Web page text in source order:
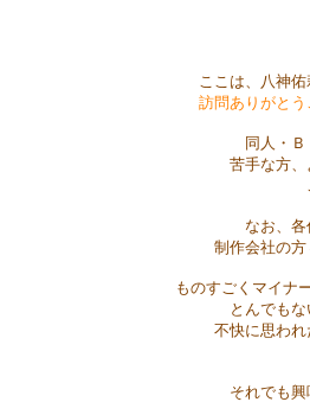
ここは、八神
訪問ありがと
同人・
苦手な方
なお、
制作会社の
ものすごくマイナ
とんでも
不快に思わ
それでも